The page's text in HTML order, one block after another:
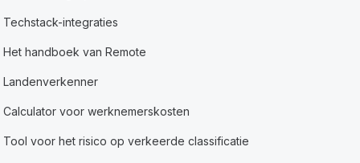
Techstack-integraties
Het handboek van Remote
Landenverkenner
Calculator voor werknemerskosten
Tool voor het risico op verkeerde classificatie